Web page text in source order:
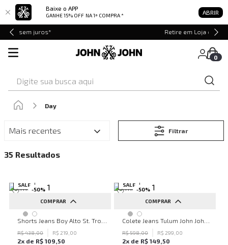
Baixe o APP
GANHE 15% OFF NA 1ª COMPRA * ABRIR
0
Day
Mais recentes Filtrar
35
SALE
-50%
COMPRAR
34 42
R$438,00 R$ 219 00
2x de R$ 109,50
SALE
-50%
COMPRAR
PP P G
R$598,00 R$ 299 00
2x de R$ 149,50